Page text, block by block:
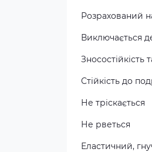
Розрахований
Виключається
Зносостійкість
Стійкість до
Не тріскається
Не рветься
Еластичний,